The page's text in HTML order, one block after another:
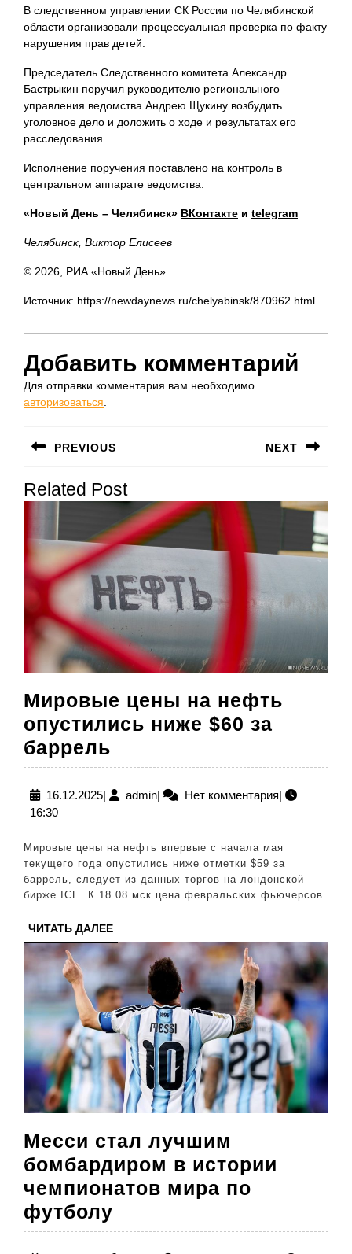
В следственном управлении СК России по Челябинской
области организовали процессуальная проверка по факту
нарушения прав детей.
Председатель Следственного комитета Александр
Бастрыкин поручил руководителю регионального
управления ведомства Андрею Щукину возбудить
уголовное дело и доложить о ходе и результатах его
расследования.
Исполнение поручения поставлено на контроль в
центральном аппарате ведомства.
«Новый День – Челябинск» ВКонтакте и telegram
Челябинск, Виктор Елисеев
© 2026, РИА «Новый День»
Источник: https://newdaynews.ru/chelyabinsk/870962.html
Добавить комментарий
Для отправки комментария вам необходимо
авторизоваться.
по
записям
PREVIOUS
запись:
NEXT
запись:
Related Post
Мировые цены на нефть
опустились ниже $60 за
баррель
цены
на
опустились
ниже
$60
баррель
16.12.202516.12.2025
| adminadmin
| Нет комментария|
16:30
Мировые цены на нефть впервые с начала мая
текущего года опустились ниже отметки $59 за
баррель, следует из данных торгов на лондонской
бирже ICE. К 18.08 мск цена февральских фьючерсов
ЧИТАТЬ ДАЛЕЕЧИТАТЬ
ДАЛЕЕ
Месси стал лучшим
бомбардиром в истории
чемпионатов мира по
футболу
стал